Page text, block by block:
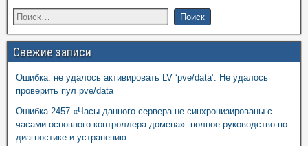
Свежие записи
Ошибка: не удалось активировать LV ‘pve/data’: Не удалось
проверить пул pve/data
Ошибка 2457 «Часы данного сервера не синхронизированы с
часами основного контроллера домена»: полное руководство по
диагностике и устранению